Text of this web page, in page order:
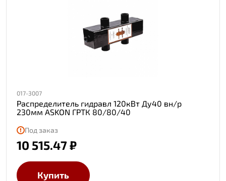
017-3007
Распределитель гидравл 120кВт Ду40 вн/р
230мм ASKON ГРТК 80/80/40
Под заказ
10 515.47 ₽
Купить